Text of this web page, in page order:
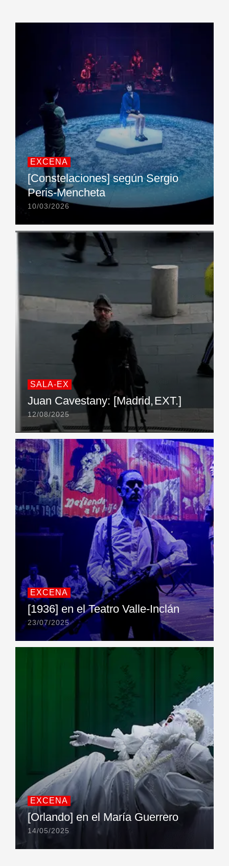
EXCENA
[Constelaciones] según Sergio
Peris-Mencheta
10/03/2026
SALA-EX
Juan Cavestany: [Madrid, EXT.]
12/08/2025
EXCENA
[1936] en el Teatro Valle-Inclán
23/07/2025
EXCENA
[Orlando] en el María Guerrero
14/05/2025